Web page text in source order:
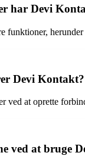
har Devi
funktioner,
Devi Kontakt?
ved at oprette
ved at bruge